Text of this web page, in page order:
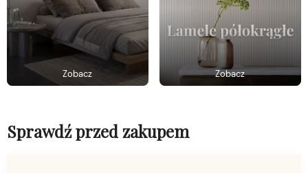
Zobacz Zobacz
Sprawdź przed zakupem